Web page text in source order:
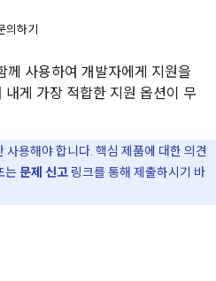
하기
사용하여 개발자에게 지원을
게 가장 적합한 지원 옵션이 무
사용해야 합니다. 핵심 제품에 대한 의견
는 문제 신고 링크를 통해 제출하시기 바